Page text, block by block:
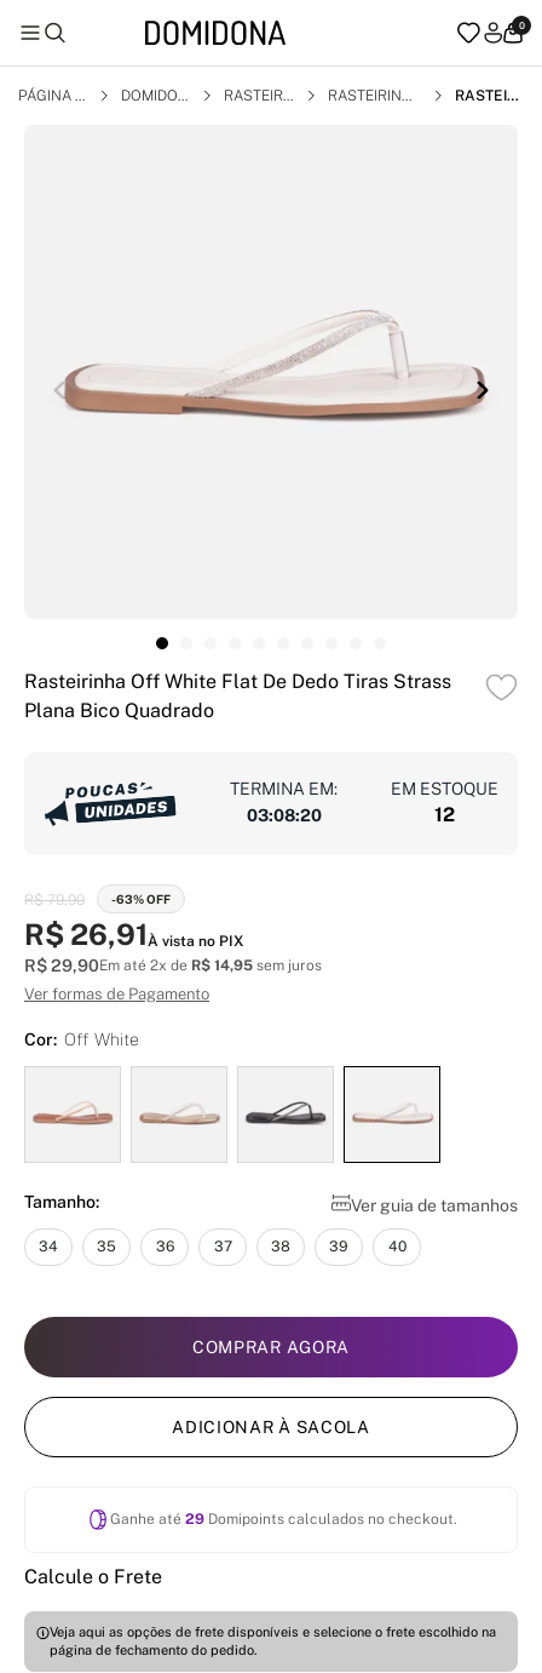
0
PÁGINA I
DOMIDON
RASTEIRI
RASTEIRINH
RASTEIRI
Rasteirinha Off White Flat De Dedo Tiras Strass
Plana Bico Quadrado
TERMINA EM:
03:08:19
EM ESTOQUE
12
R$ 79,90 -63% OFF
R$ 26,91À vista no PIX
R$ 29,90Em até 2x de R$ 14,95 sem juros
Ver formas de Pagamento
Cor: Off White
Ver guia de tamanhos
Tamanho:
34 35 36 37 38 39 40
COMPRAR AGORA
ADICIONAR À SACOLA
Ganhe até 29Domipoints calculados no checkout.
Calcule o Frete
Veja aqui as opções de frete disponíveis e selecione o frete escolhido na
página de fechamento do pedido.